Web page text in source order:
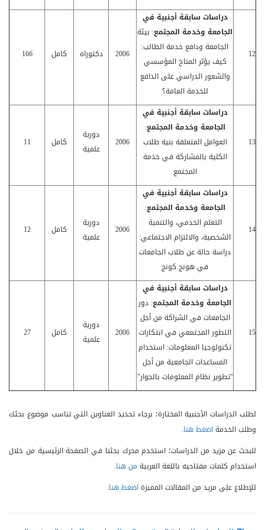
12
دراسات سابقة أجنبية في
الجامعة وخدمة المجتمع: بيئة
الجامعة ودافع خدمة الطالب:
كيف يؤثر المناخ المؤسسي
والشعور الدراسي على الدافع
للخدمة العامة؟
2006 دكتوراه كامل 166
13
دراسات سابقة أجنبية في
الجامعة وخدمة المجتمع:
العوامل المتعلقة بنية طلاب
الكلية بالمشاركة في خدمة
المجتمع
2006
دورية
علمية
كامل 11
14
دراسات سابقة أجنبية في
الجامعة وخدمة المجتمع:
التعلم الخدمي، والتنمية
الشخصية، والالتزام الاجتماعي:
دراسة حالة عن طلاب الجامعات
في هونج كونج
2006
دورية
علمية
كامل 12
15
دراسات سابقة أجنبية في
الجامعة وخدمة المجتمع: دور
الجامعات في الشراكة من أجل
التطور المجتمعي في ابتكارات
تكنولوجيا المعلومات: استخدام
المساعدات الجامعية من أجل
"تطوير نظام المعلومات بالجوار"
2006
دورية
علمية
كامل 27
لطلب الدراسات الأجنبية المختارة؛ برجاء تحديد العناوين التي تناسب موضوع بحثك
وطلب الخدمةاضغط هنا.
للبحث عن مزيد من الدراسات؛ استخدم محرك بحثنا في الصفحة الرئيسية من خلال
استخدام كلمات مفتاحيه باللغة العربية من هنا.
للإطلاع على مزيد من المقالات المميزةاضغط هنا.